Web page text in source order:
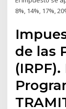
8%, 14%, 17%,
de las
(IRPF).